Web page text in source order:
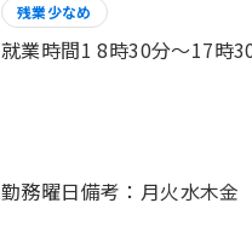
残業少なめ
就業時間1 8時30分〜17時